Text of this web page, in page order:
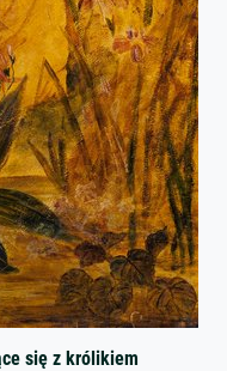
się z królikiem